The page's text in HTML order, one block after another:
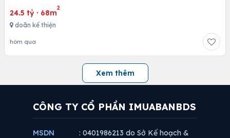
24.5 tỷ · 68m
2
doãn kế thiện
hôm qua
Xem thêm
CÔNG TY CỔ PHẦN IMUABANBDS
MSDN
: 0401986213 do Sở Kế hoạch &